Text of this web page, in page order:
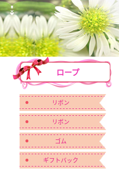
ロープ
リボン
リボン
ゴム
ギフトバック